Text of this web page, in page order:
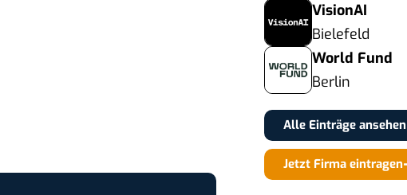
VisionAI
Bielefeld
World Fund
Berlin
Alle Einträge ansehen
Jetzt Firma eintragen